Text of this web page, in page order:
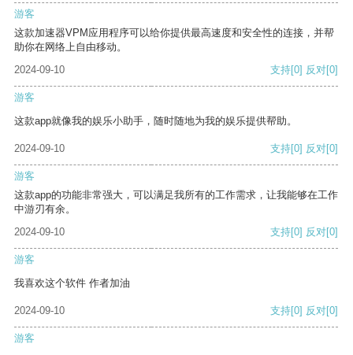
游客
这款加速器VPM应用程序可以给你提供最高速度和安全性的连接，并帮
助你在网络上自由移动。
2024-09-10
支持[0] 反对[0]
游客
这款app就像我的娱乐小助手，随时随地为我的娱乐提供帮助。
2024-09-10 支持[0] 反对[0]
游客
这款app的功能非常强大，可以满足我所有的工作需求，让我能够在工作
中游刃有余。
2024-09-10
支持[0] 反对[0]
游客
我喜欢这个软件 作者加油
2024-09-10 支持[0] 反对[0]
游客